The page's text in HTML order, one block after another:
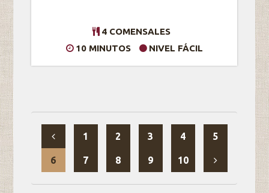
4 COMENSALES
10 MINUTOS
NIVEL FÁCIL
1 2 3 4 5
6 7 8 9 10